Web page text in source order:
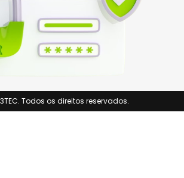
Todos os direitos reservados.